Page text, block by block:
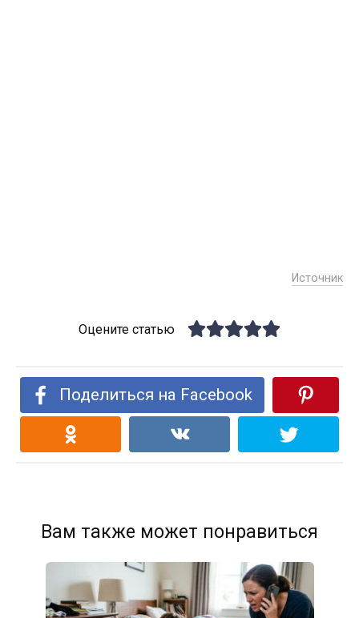
Источник
Оцените статью
Поделиться на Facebook
Вам также может понравиться